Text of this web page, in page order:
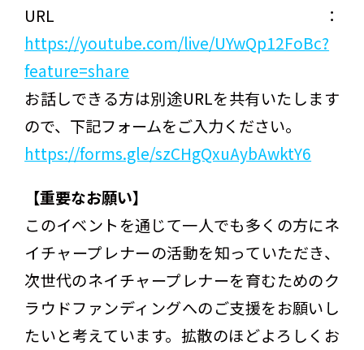
URL：
https://youtube.com/live/UYwQp12FoBc?
feature=share
お話しできる方は別途URLを共有いたします
ので、下記フォームをご入力ください。
https://forms.gle/szCHgQxuAybAwktY6
【重要なお願い】
このイベントを通じて一人でも多くの方にネ
イチャープレナーの活動を知っていただき、
次世代のネイチャープレナーを育むためのク
ラウドファンディングへのご支援をお願いし
たいと考えています。拡散のほどよろしくお